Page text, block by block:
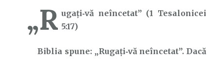
„R ugați‑vă neîncetat” (1 Tesalonicei
5:17)
Biblia spune: „Rugați‑vă neîncetat”. Dacă